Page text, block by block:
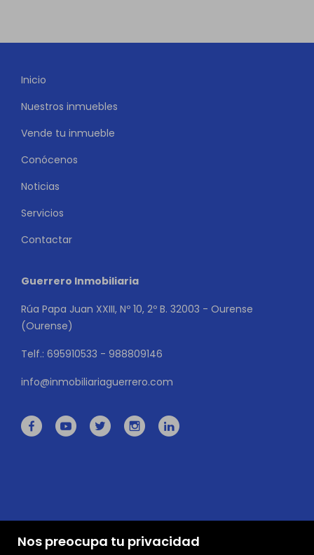
Nos preocupa tu privacidad
Inicio
Nuestros inmuebles
Vende tu inmueble
Conócenos
Noticias
Servicios
Contactar
Guerrero Inmobiliaria
Rúa Papa Juan XXIII, Nº 10, 2º B. 32003 - Ourense
(Ourense)
Telf.: 695910533 - 988809146
info@inmobiliariaguerrero.com